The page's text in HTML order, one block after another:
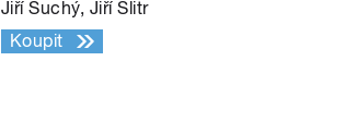
Jiří Suchý, Jiří Šlitr
Koupit